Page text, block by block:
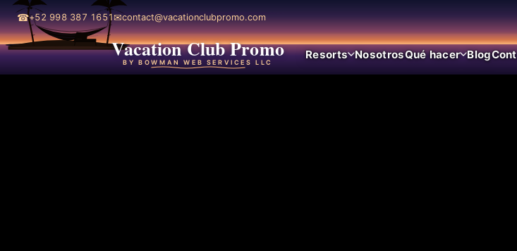
☎+52 998 387 1651✉contact@vacationclubpromo.com
Vacation Club Promo
BY BOWMAN WEB SERVICES LLC
Resorts NosotrosQué hacer Blog